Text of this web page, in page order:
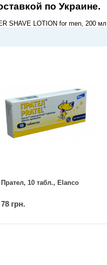
по Украине.
SHAVE LOTION for men, 200 мл |
Прател, 10 табл., Elanco
78 грн.